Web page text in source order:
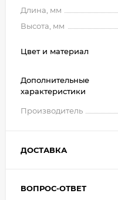
Длина, мм
Высота, мм
Цвет и материал
Дополнительные
характеристики
Производитель
ДОСТАВКА
ВОПРОС-ОТВЕТ